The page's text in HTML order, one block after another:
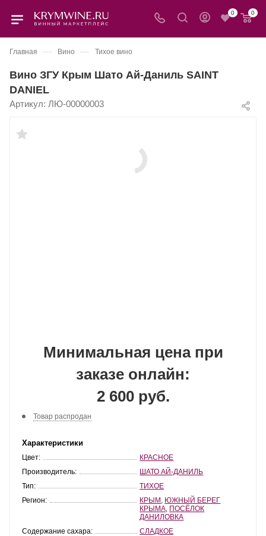
0 0
Главная — Вино — Тихое вино
Вино ЗГУ Крым Шато Ай-Даниль SAINT
DANIEL
Артикул: ЛЮ-00000003
Минимальная цена при
заказе онлайн:
2 600 руб.
Товар распродан
Характеристики
Цвет:
КРАСНОЕ
Производитель:
ШАТО АЙ-ДАНИЛЬ
Тип:
ТИХОЕ
Регион:
КРЫМ ЮЖНЫЙ БЕРЕГ
КРЫМА ПОСЁЛОК
ДАНИЛОВКА
Содержание сахара:
СЛАДКОЕ